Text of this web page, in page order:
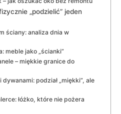
„podzielić” jeden
ściany: analiza dnia w
meble jako „ścianki”
– miękkie granice do
podział „miękki”, ale
łóżko, które nie pożera